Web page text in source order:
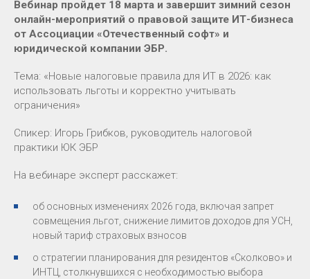
Вебинар пройдет 18 марта и завершит зимний сезон
онлайн-мероприятий о правовой защите ИТ-бизнеса
от Ассоциации «Отечественный софт» и
юридической компании ЭБР.
Тема: «Новые налоговые правила для ИТ в 2026: как
использовать льготы и корректно учитывать
ограничения»
Спикер: Игорь Грибков, руководитель налоговой
практики ЮК ЭБР
На вебинаре эксперт расскажет:
об основных изменениях 2026 года, включая запрет
совмещения льгот, снижение лимитов доходов для УСН,
новый тариф страховых взносов
о стратегии планирования для резидентов «Сколково» и
ИНТЦ, столкнувшихся с необходимостью выбора